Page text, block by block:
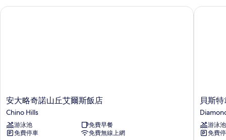
情
安
大
略
奇
諾
安大略奇諾山丘艾爾斯飯店
Chino Hills
游泳池
免費早餐
免費停車
免費無線上網
安大略奇諾山丘艾爾斯飯店
貝
斯
特
韋
斯
貝斯
游泳池
免費
貝斯特